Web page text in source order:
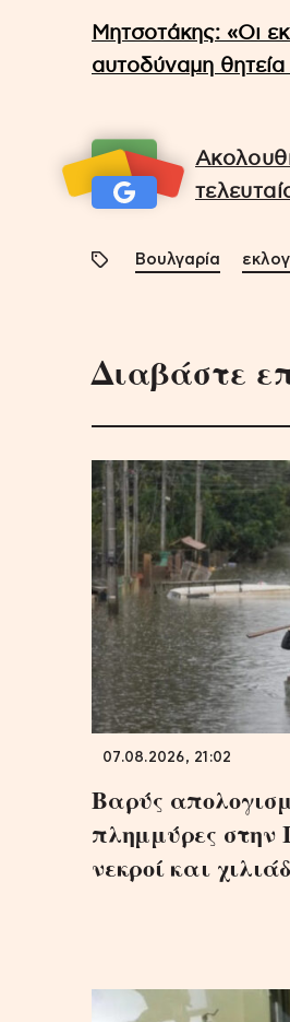
Μητσοτάκης: «Οι
αυτοδύναμη
Βουλγαρία
Διαβάστε
07.08.2026, 21:02
Βαρύς
πλημμύρες στην
νεκροί και